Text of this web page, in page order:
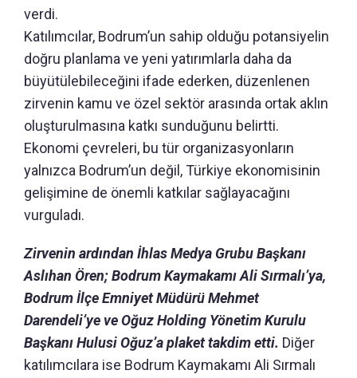
verdi.
Katılımcılar, Bodrum’un sahip olduğu potansiyelin
doğru planlama ve yeni yatırımlarla daha da
büyütülebileceğini ifade ederken, düzenlenen
zirvenin kamu ve özel sektör arasında ortak aklın
oluşturulmasına katkı sunduğunu belirtti.
Ekonomi çevreleri, bu tür organizasyonların
yalnızca Bodrum’un değil, Türkiye ekonomisinin
gelişimine de önemli katkılar sağlayacağını
vurguladı.
Zirvenin ardından İhlas Medya Grubu Başkanı
Aslıhan Ören; Bodrum Kaymakamı Ali Sırmalı’ya,
Bodrum İlçe Emniyet Müdürü Mehmet
Darendeli’ye ve Oğuz Holding Yönetim Kurulu
Başkanı Hulusi Oğuz’a plaket takdim etti. Diğer
katılımcılara ise Bodrum Kaymakamı Ali Sırmalı